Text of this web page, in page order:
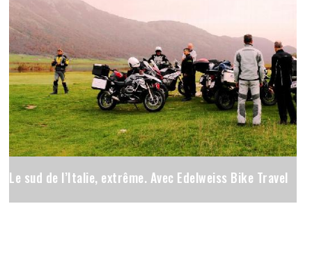
Le sud de l’Italie, extrême. Avec Edelweiss Bike Travel